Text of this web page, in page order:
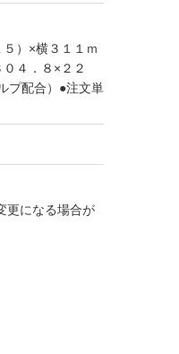
）×横３１１ｍ
４．８×２２
プ配合）●注文単
更になる場合が